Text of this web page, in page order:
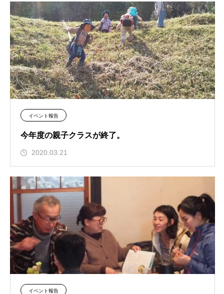
イベント報告
今年度の親子クラスが終了。
2020.03.21
イベント報告